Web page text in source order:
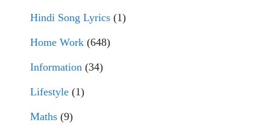
Hindi Song Lyrics (1)
Home Work (648)
Information (34)
Lifestyle (1)
Maths (9)